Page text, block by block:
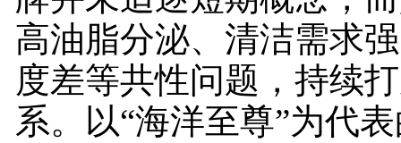
高油脂分泌、清洁需求
度差等共性问题，持续
系。以“海洋至尊”为代